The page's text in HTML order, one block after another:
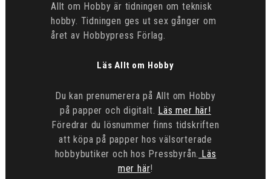
Allt om Hobby är tidningen om teknisk
hobby. Tidningen ges ut sex gånger om
året av Hobbypress Förlag.
Läs Allt om Hobby
Du kan prenumerera på Allt om Hobby
på papper och digitalt. Läs mer här!
Föredrar du lösnummer finns tidskriften
att köpa på papper hos välsorterade
hobbybutiker och hos Pressbyrån. Läs
mer här!